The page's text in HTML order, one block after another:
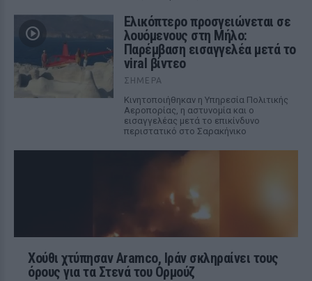
Ελικόπτερο προσγειώνεται σε
λουόμενους στη Μήλο:
Παρέμβαση εισαγγελέα μετά το
viral βίντεο
ΣΉΜΕΡΑ
Κινητοποιήθηκαν η Υπηρεσία Πολιτικής
Αεροπορίας, η αστυνομία και ο
εισαγγελέας μετά το επικίνδυνο
περιστατικό στο Σαρακήνικο
Χούθι χτύπησαν Aramco, Ιράν σκληραίνει τους
όρους για τα Στενά του Ορμούζ